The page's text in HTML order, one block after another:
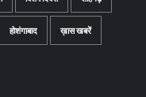
होशंगाबाद ख़ास खबरें